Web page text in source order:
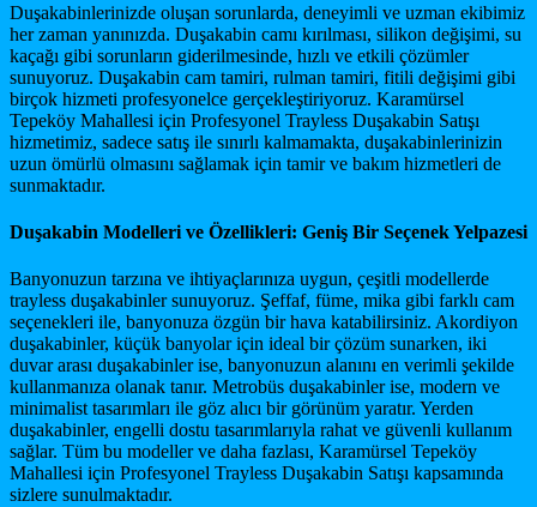
Duşakabinlerinizde oluşan sorunlarda, deneyimli ve uzman ekibimiz
her zaman yanınızda. Duşakabin camı kırılması, silikon değişimi, su
kaçağı gibi sorunların giderilmesinde, hızlı ve etkili çözümler
sunuyoruz. Duşakabin cam tamiri, rulman tamiri, fitili değişimi gibi
birçok hizmeti profesyonelce gerçekleştiriyoruz. Karamürsel
Tepeköy Mahallesi için Profesyonel Trayless Duşakabin Satışı
hizmetimiz, sadece satış ile sınırlı kalmamakta, duşakabinlerinizin
uzun ömürlü olmasını sağlamak için tamir ve bakım hizmetleri de
sunmaktadır.
Duşakabin Modelleri ve Özellikleri: Geniş Bir Seçenek Yelpazesi
Banyonuzun tarzına ve ihtiyaçlarınıza uygun, çeşitli modellerde
trayless duşakabinler sunuyoruz. Şeffaf, füme, mika gibi farklı cam
seçenekleri ile, banyonuza özgün bir hava katabilirsiniz. Akordiyon
duşakabinler, küçük banyolar için ideal bir çözüm sunarken, iki
duvar arası duşakabinler ise, banyonuzun alanını en verimli şekilde
kullanmanıza olanak tanır. Metrobüs duşakabinler ise, modern ve
minimalist tasarımları ile göz alıcı bir görünüm yaratır. Yerden
duşakabinler, engelli dostu tasarımlarıyla rahat ve güvenli kullanım
sağlar. Tüm bu modeller ve daha fazlası, Karamürsel Tepeköy
Mahallesi için Profesyonel Trayless Duşakabin Satışı kapsamında
sizlere sunulmaktadır.